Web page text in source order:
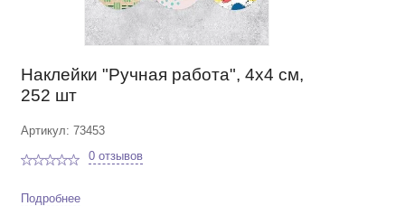
Наклейки "Ручная работа", 4х4 см,
252 шт
Артикул: 73453
0 отзывов
Подробнее